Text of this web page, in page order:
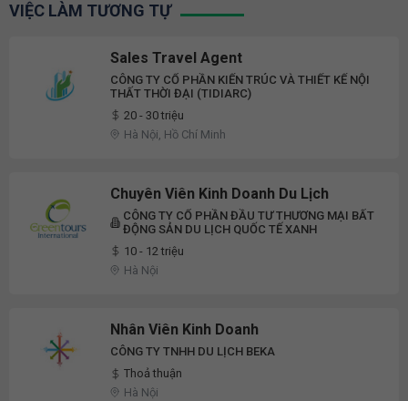
VIỆC LÀM TƯƠNG TỰ
Sales Travel Agent
CÔNG TY CỔ PHẦN KIẾN TRÚC VÀ THIẾT KẾ NỘI
THẤT THỜI ĐẠI (TIDIARC)
20 - 30 triệu
Hà Nội, Hồ Chí Minh
Chuyên Viên Kinh Doanh Du Lịch
CÔNG TY CỔ PHẦN ĐẦU TƯ THƯƠNG MẠI BẤT
ĐỘNG SẢN DU LỊCH QUỐC TẾ XANH
10 - 12 triệu
Hà Nội
Nhân Viên Kinh Doanh
CÔNG TY TNHH DU LỊCH BEKA
Thoả thuận
Hà Nội